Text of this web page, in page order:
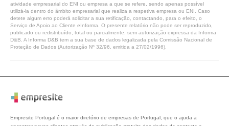
atividade empresarial do ENI ou empresa a que se refere, sendo apenas possível
utilizá-la dentro do âmbito empresarial que realiza a respetiva empresa ou ENI. Caso
detete algum erro poderá solicitar a sua retificação, contactando, para o efeito, o
Serviço de Apoio ao Cliente eInforma. O presente relatório não pode ser reproduzido,
publicado ou redistribuído, total ou parcialmente, sem autorização expressa da Informa
D&B. A Informa D&B tem a sua base de dados legalizada pela Comissão Nacional de
Proteção de Dados (Autorização Nº 32/96, emitida a 27/02/1996).
Empresite Portugal é o maior diretório de empresas de Portugal, que o ajuda a